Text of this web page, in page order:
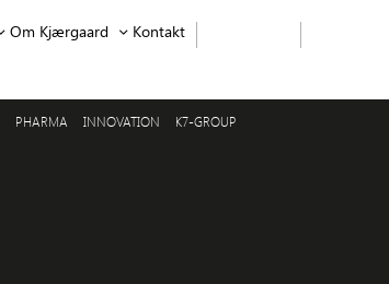
Om Kjærgaard Kontakt
PHARMA INNOVATION K7-GROUP